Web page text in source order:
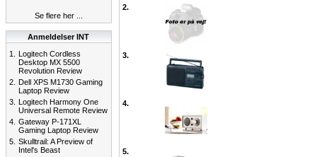
Se flere her ...
Anmeldelser INT
1.
Logitech Cordless
Desktop MX 5500
Revolution Review
2. Dell XPS M1730 Gaming
Laptop Review
3. Logitech Harmony One
Universal Remote Review
4. Gateway P-171XL
Gaming Laptop Review
5. Skulltrail: A Preview of
Intel's Beast
2.
3.
4.
5.